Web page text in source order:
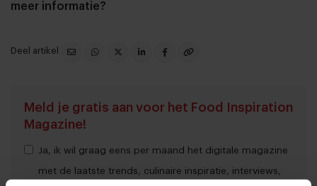
meer informatie?
Deel artikel
Meld je gratis aan voor het Food Inspiration
Magazine!
Ja, ik wil graag eens per maand het digitale magazine
met de laatste trends, culinaire inspiratie, interviews,